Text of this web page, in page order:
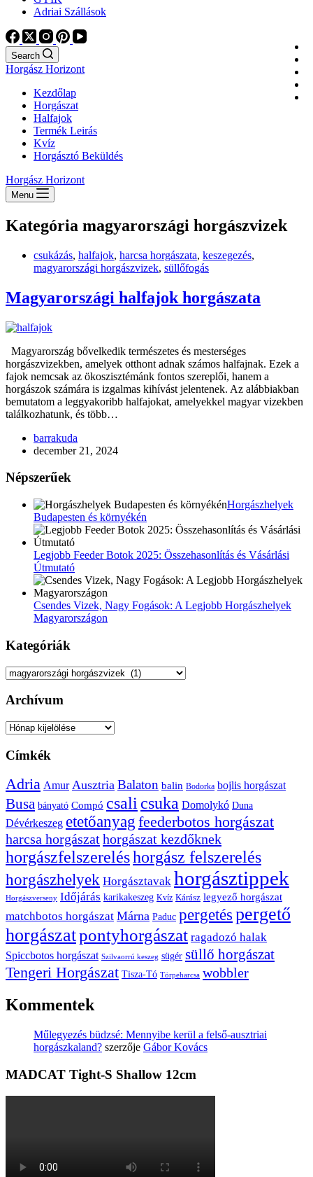
Adriai Szállások
Search
Horgász Horizont
Kezdőlap
Horgászat
Halfajok
Termék Leirás
Kvíz
Horgásztó Beküldés
Horgász Horizont
Menu
Kategória magyarországi horgászvizek
csukázás, halfajok, harcsa horgászata, keszegezés,
magyarországi horgászvizek, süllőfogás
Magyarországi halfajok horgászata
Magyarország bővelkedik természetes és mesterséges
horgászvizekben, amelyek otthont adnak számos halfajnak. Ezek a
fajok nemcsak az ökoszisztémánk fontos szereplői, hanem a
horgászok számára is izgalmas kihívást jelentenek. Az alábbiakban
bemutatom a leggyakoribb halfajokat, amelyekkel magyar vizekben
találkozhatunk, és több…
barrakuda
december 21, 2024
Népszerűek
Horgászhelyek
Budapesten és környékén
Legjobb Feeder Botok 2025: Összehasonlítás és Vásárlási
Útmutató
Csendes Vizek, Nagy Fogások: A Legjobb Horgászhelyek
Magyarországon
Kategóriák
Kategóriák
Archívum
Archívum
Címkék
Adria Amur Ausztria Balaton balin Bodorka bojlis horgászat
Busa bányató Compó csalicsuka Domolykó Duna
Dévérkeszeg etetőanyag feederbotos horgászat
harcsa horgászathorgászat kezdőknek
horgászfelszereléshorgász felszerelés
horgászhelyek Horgásztavak horgásztippek
Horgászverseny Időjárás karikakeszeg Kvíz Kárász legyező horgászat
matchbotos horgászat Márna Paduc pergetéspergető
horgászatpontyhorgászat ragadozó halak
Spiccbotos horgászat Szilvaorrú keszeg sügér süllő horgászat
Tengeri Horgászat Tisza-Tó Törpeharcsa wobbler
Kommentek
Műlegyezés büdzsé: Mennyibe kerül a felső-ausztriai
horgászkaland? szerzője Gábor Kovács
MADCAT Tight-S Shallow 12cm